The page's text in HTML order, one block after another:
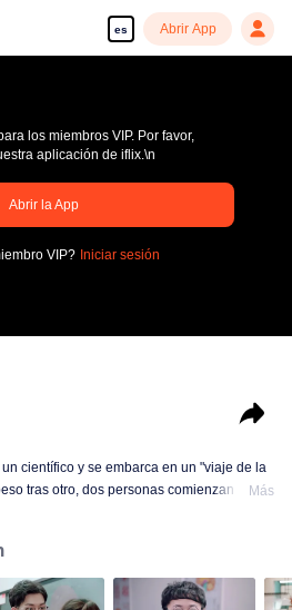
es Abrir App
pay limit
los miembros VIP. Por favor,
aplicación de iflix.\n
Abrir la App
VIP? Iniciar sesión
científico y se embarca en un "viaje de la
tras otro, dos personas comienzan a
Más